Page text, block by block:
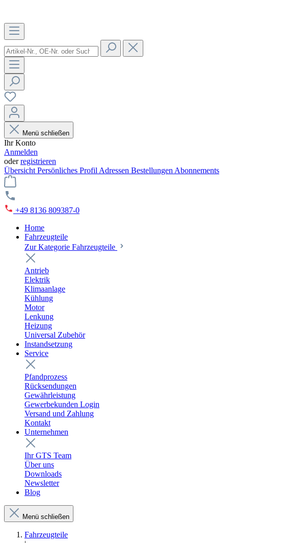
Menü schließen
Ihr Konto
Anmelden
oderregistrieren
Übersicht Persönliches Profil Adressen Bestellungen Abonnements
+49 8136 809387-0
Home
Fahrzeugteile
Zur Kategorie Fahrzeugteile
Antrieb
Elektrik
Klimaanlage
Kühlung
Motor
Lenkung
Heizung
Universal Zubehör
Instandsetzung
Service
Pfandprozess
Rücksendungen
Gewährleistung
Gewerbekunden Login
Versand und Zahlung
Kontakt
Unternehmen
Ihr GTS Team
Über uns
Downloads
Newsletter
Blog
Menü schließen
Fahrzeugteile